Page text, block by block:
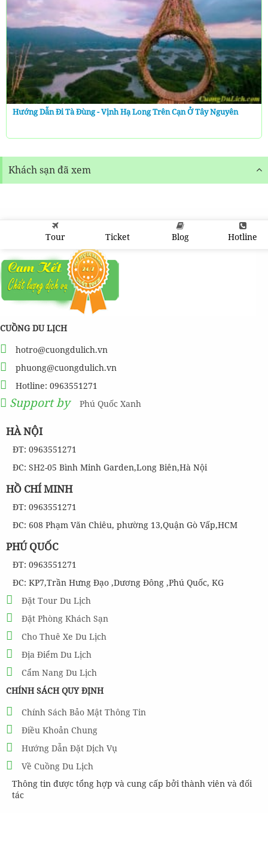
Hướng Dẫn Đi Tà Đùng - Vịnh Hạ Long Trên Cạn Ở Tây Nguyên
Khách sạn đã xem
Tour Ticket Blog Hotline
CUỒNG DU LỊCH
hotro@cuongdulich.vn
phuong@cuongdulich.vn
Hotline: 0963551271
Support by Phú Quốc Xanh
HÀ NỘI
ĐT: 0963551271
ĐC: SH2-05 Bình Minh Garden,Long Biên,Hà Nội
HỒ CHÍ MINH
ĐT: 0963551271
ĐC: 608 Phạm Văn Chiêu, phường 13,Quận Gò Vấp,HCM
PHÚ QUỐC
ĐT: 0963551271
ĐC: KP7,Trần Hưng Đạo ,Dương Đông ,Phú Quốc, KG
Đặt Tour Du Lịch
Đặt Phòng Khách Sạn
Cho Thuê Xe Du Lịch
Địa Điểm Du Lịch
Cẩm Nang Du Lịch
CHÍNH SÁCH QUY ĐỊNH
Chính Sách Bảo Mật Thông Tin
Điều Khoản Chung
Hướng Dẫn Đặt Dịch Vụ
Về Cuồng Du Lịch
Thông tin được tổng hợp và cung cấp bởi thành viên và đối
tác